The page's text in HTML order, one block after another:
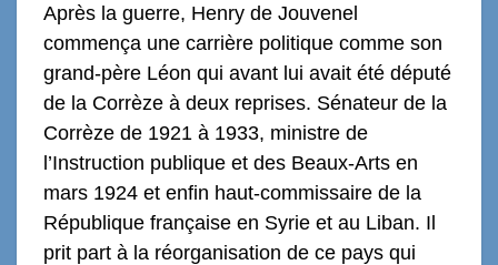
Après la guerre, Henry de Jouvenel
commença une carrière politique comme son
grand-père Léon qui avant lui avait été député
de la Corrèze à deux reprises. Sénateur de la
Corrèze de 1921 à 1933, ministre de
l’Instruction publique et des Beaux-Arts en
mars 1924 et enfin haut-commissaire de la
République française en Syrie et au Liban. Il
prit part à la réorganisation de ce pays qui